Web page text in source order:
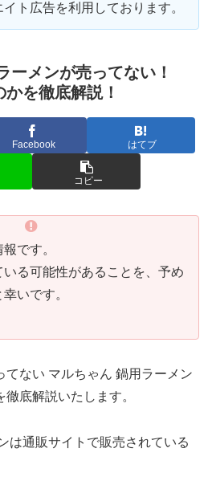
ト広告を利用しております。
ーメンが売ってない！
を徹底解説！
Facebook はてブ
コピー
です。
る可能性があることを、予め
いです。
てない マルちゃん 鍋用ラーメン
底解説いたします。
は通販サイトで販売されている